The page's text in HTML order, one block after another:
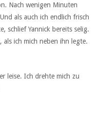
Nach wenigen Minuten
als auch ich endlich frisch
schlief Yannick bereits selig.
als ich mich neben ihn legte.
leise. Ich drehte mich zu